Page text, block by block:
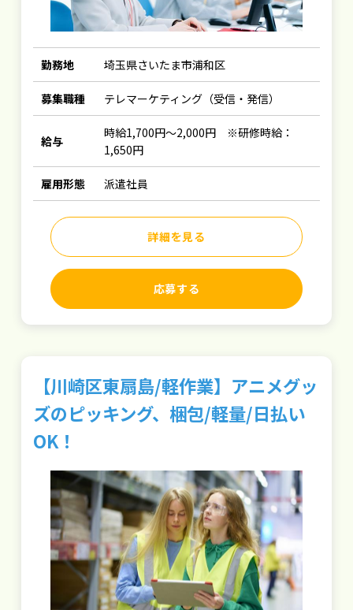
勤務地 埼玉県さいたま市浦和区
募集職種 テレマーケティング（受信・発信）
給与
時給1,700円～2,000円 ※研修時給：
1,650円
雇用形態 派遣社員
詳細を見る
応募する
【川崎区東扇島/軽作業】アニメグッ
ズのピッキング、梱包/軽量/日払い
OK！